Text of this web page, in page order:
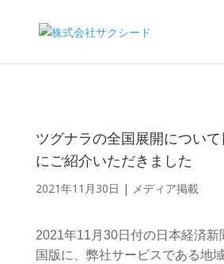
ツグナラの全国展開につい
にご紹介いただきました
2021年11月30日 | メディア掲載
2021年11月30日付の日本経済新
国版に、弊社サービスである地